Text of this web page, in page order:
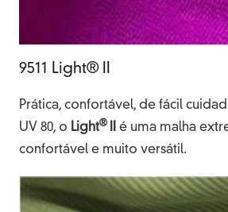
9511 Light® II
Prática, confortável, de fácil
UV 80, o Light®
é uma malha
confortável e muito versátil.